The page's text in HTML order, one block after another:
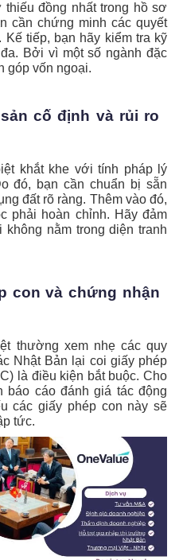
đồng nhất trong hồ sơ
cần chứng minh các quyết
tiếp, bạn hãy kiểm tra kỹ
Bởi vì một số ngành đặc
góp vốn ngoại.
cố định và rủi ro
khắt khe với tính pháp lý
đó, bạn cần chuẩn bị sẵn
đất rõ ràng. Thêm vào đó,
phải hoàn chỉnh. Hãy đảm
không nằm trong diện tranh
con và chứng nhận
thường xem nhẹ các quy
Nhật Bản lại coi giấy phép
là điều kiện bắt buộc. Cho
báo cáo đánh giá tác động
các giấy phép con này sẽ
tức.